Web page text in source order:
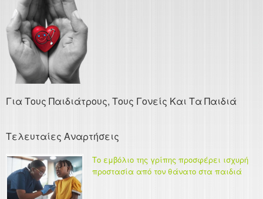
Για Τους Παιδιάτρους, Τους Γονείς Και Τα Παιδιά
Τελευταίες Αναρτήσεις
Το εμβόλιο της γρίπης προσφέρει ισχυρή
προστασία από τον θάνατο στα παιδιά